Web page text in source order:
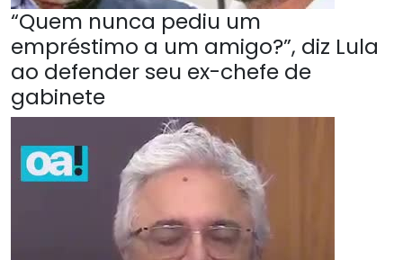
“Quem nunca pediu um
empréstimo a um amigo?”, diz Lula
ao defender seu ex-chefe de
gabinete